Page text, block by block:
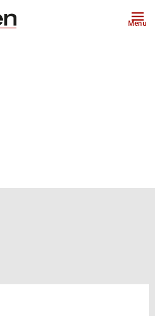
Menu